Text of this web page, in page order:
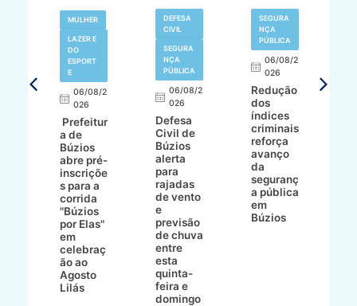
MULHER
LAZER E
DO
ESPORT
E
06/08/2
026
Prefeitur
a de
Búzios
abre pré-
inscriçõe
s para a
corrida
"Búzios
por Elas"
em
celebraç
ão ao
Agosto
Lilás
DEFESA
CIVIL
SEGURA
NÇA
PÚBLICA
06/08/2
026
Defesa
Civil de
Búzios
alerta
para
rajadas
de vento
e
previsão
de chuva
entre
esta
quinta-
feira e
domingo
SEGURA
NÇA
PÚBLICA
06/08/2
026
Redução
dos
índices
criminais
reforça
avanço
da
seguranç
a pública
em
Búzios